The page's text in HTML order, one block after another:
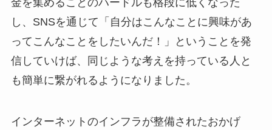
し、SNSを通じて「自分はこんなことに興味があ
ってこんなことをしたいんだ！」ということを発
信していけば、同じような考えを持っている人と
も簡単に繋がれるようになりました。
インターネットのインフラが整備されたおかげ